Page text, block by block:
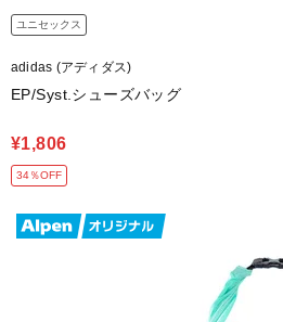
ユニセックス
adidas (アディダス)
EP/Syst.シューズバッグ
¥1,806
34％OFF